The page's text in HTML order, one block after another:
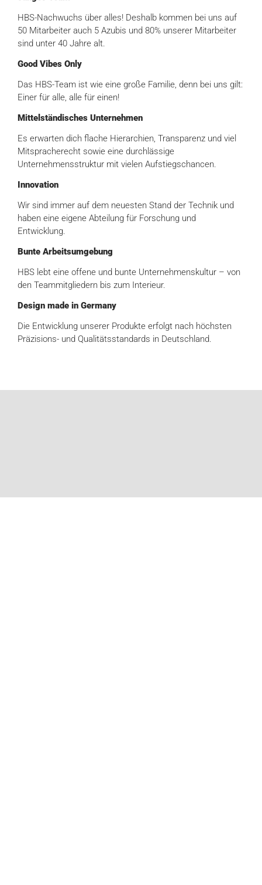
HBS-Nachwuchs über alles! Deshalb kommen bei uns auf
50 Mitarbeiter auch 5 Azubis und 80% unserer Mitarbeiter
sind unter 40 Jahre alt.
Good Vibes Only
Das HBS-Team ist wie eine große Familie, denn bei uns gilt:
Einer für alle, alle für einen!
Mittelständisches Unternehmen
Es erwarten dich flache Hierarchien, Transparenz und viel
Mitspracherecht sowie eine durchlässige
Unternehmensstruktur mit vielen Aufstiegschancen.
Innovation
Wir sind immer auf dem neuesten Stand der Technik und
haben eine eigene Abteilung für Forschung und
Entwicklung.
Bunte Arbeitsumgebung
HBS lebt eine offene und bunte Unternehmenskultur – von
den Teammitgliedern bis zum Interieur.
Design made in Germany
Die Entwicklung unserer Produkte erfolgt nach höchsten
Präzisions- und Qualitätsstandards in Deutschland.